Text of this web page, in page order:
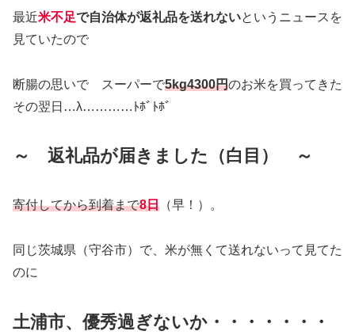
最近米不足で自治体が返礼品を送れないというニュースを
見ていたので
断腸の思いで スーパーで5kg4300円のお米を買ってきた
その翌日…λ…………ﾄﾎﾞﾄﾎﾞ
～ 返礼品が届きました（白目） ～
寄付してから到着まで8日 （早！）。
同じ茨城県（守谷市）で、米が無くて送れないって見てた
のに
土浦市、優秀過ぎないか・・・・・・・